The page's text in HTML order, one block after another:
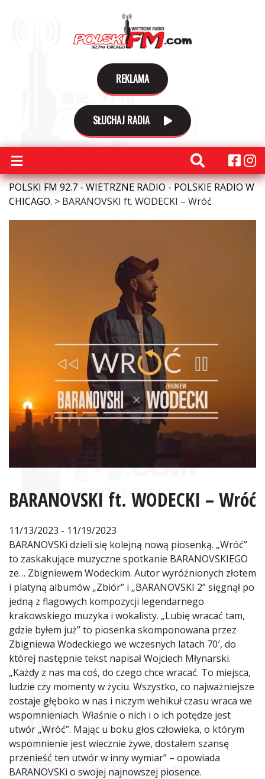
REKLAMA
SŁUCHAJ RADIA
POLSKI FM 92.7 - WIETRZNE RADIO - POLSKIE RADIO W
CHICAGO. > BARANOVSKI ft. WODECKI – Wróć
BARANOVSKI ft. WODECKI – Wróć
11/13/2023 - 11/19/2023
BARANOVSKi dzieli się kolejną nową piosenką. „Wróć”
to zaskakujące muzyczne spotkanie BARANOVSKIEGO
ze… Zbigniewem Wodeckim. Autor wyróżnionych złotem
i platyną albumów „Zbiór” i „BARANOVSKI 2” sięgnął po
jedną z flagowych kompozycji legendarnego
krakowskiego muzyka i wokalisty. „Lubię wracać tam,
gdzie byłem już” to piosenka skomponowana przez
Zbigniewa Wodeckiego we wczesnych latach 70′, do
której następnie tekst napisał Wojciech Młynarski.
„Każdy z nas ma coś, do czego chce wracać. To miejsca,
ludzie czy momenty w życiu. Wszystko, co najważniejsze
zostaje głęboko w nas i niczym wehikuł czasu wraca we
wspomnieniach. Właśnie o nich i o ich potędze jest
utwór „Wróć”. Mając u boku głos człowieka, o którym
wspomnienie jest wiecznie żywe, dostałem szansę
przenieść ten utwór w inny wymiar” – opowiada
BARANOVSKi o swojej najnowszej piosence.